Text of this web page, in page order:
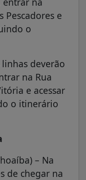
Pescadores e
o
linhas deverão
na Rua
e acessar
o itinerário
– Na
de chegar na